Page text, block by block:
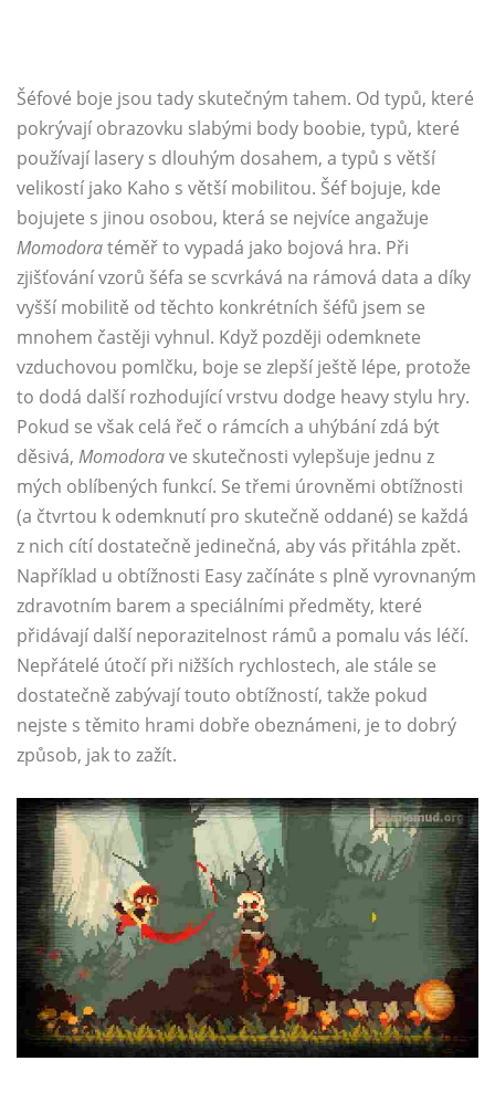
Šéfové boje jsou tady skutečným tahem. Od typů, které
pokrývají obrazovku slabými body boobie, typů, které
používají lasery s dlouhým dosahem, a typů s větší
velikostí jako Kaho s větší mobilitou. Šéf bojuje, kde
bojujete s jinou osobou, která se nejvíce angažuje
Momodoratéměř to vypadá jako bojová hra. Při
zjišťování vzorů šéfa se scvrkává na rámová data a díky
vyšší mobilitě od těchto konkrétních šéfů jsem se
mnohem častěji vyhnul. Když později odemknete
vzduchovou pomlčku, boje se zlepší ještě lépe, protože
to dodá další rozhodující vrstvu dodge heavy stylu hry.
Pokud se však celá řeč o rámcích a uhýbání zdá být
děsivá, Momodorave skutečnosti vylepšuje jednu z
mých oblíbených funkcí. Se třemi úrovněmi obtížnosti
(a čtvrtou k odemknutí pro skutečně oddané) se každá
z nich cítí dostatečně jedinečná, aby vás přitáhla zpět.
Například u obtížnosti Easy začínáte s plně vyrovnaným
zdravotním barem a speciálními předměty, které
přidávají další neporazitelnost rámů a pomalu vás léčí.
Nepřátelé útočí při nižších rychlostech, ale stále se
dostatečně zabývají touto obtížností, takže pokud
nejste s těmito hrami dobře obeznámeni, je to dobrý
způsob, jak to zažít.